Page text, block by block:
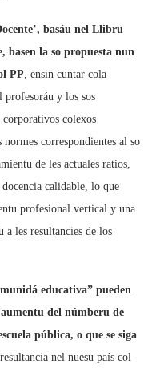
basáu nel Llibru
basen la so propuesta nun
PP, ensin cuntar cola
profesoráu y los sos
corporativos colexos
correspondientes al so
de les actuales ratios,
calidable, lo que
profesional vertical y una
a les resultancies de los
educativa” pueden
del númberu de
pública, o que se siga
nel nuesu país col